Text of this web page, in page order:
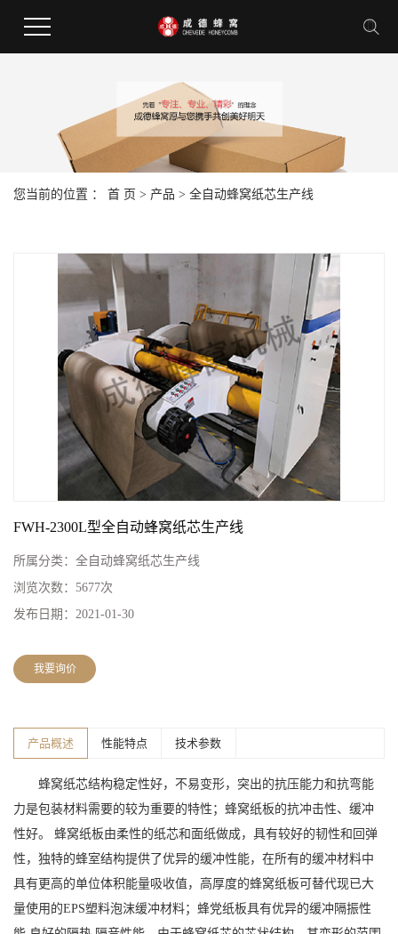
您当前的位置 ： 首 页 > 产品 > 全自动蜂窝纸芯生产线
FWH-2300L型全自动蜂窝纸芯生产线
所属分类： 全自动蜂窝纸芯生产线
浏览次数： 5677次
发布日期： 2021-01-30
我要询价
产品概述 性能特点 技术参数
蜂窝纸芯结构稳定性好，不易变形，突出的抗压能力和抗弯能
力是包装材料需要的较为重要的特性；蜂窝纸板的抗冲击性、缓冲
性好。 蜂窝纸板由柔性的纸芯和面纸做成，具有较好的韧性和回弹
性，独特的蜂室结构提供了优异的缓冲性能，在所有的缓冲材料中
具有更高的单位体积能量吸收值，高厚度的蜂窝纸板可替代现已大
量使用的EPS塑料泡沫缓冲材料；蜂党纸板具有优异的缓冲隔振性